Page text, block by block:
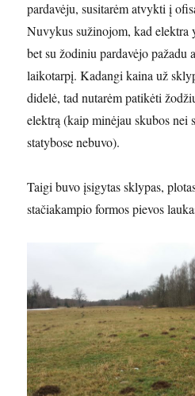
pardavėju, susitarėm atvykti į
Nuvykus sužinojom, kad elektra
bet su žodiniu pardavėjo pažadu
laikotarpį. Kadangi kaina už
didelė, tad nutarėm patikėti
elektrą (kaip minėjau skubos
statybose nebuvo).
Taigi buvo įsigytas sklypas,
stačiakampio formos pievos